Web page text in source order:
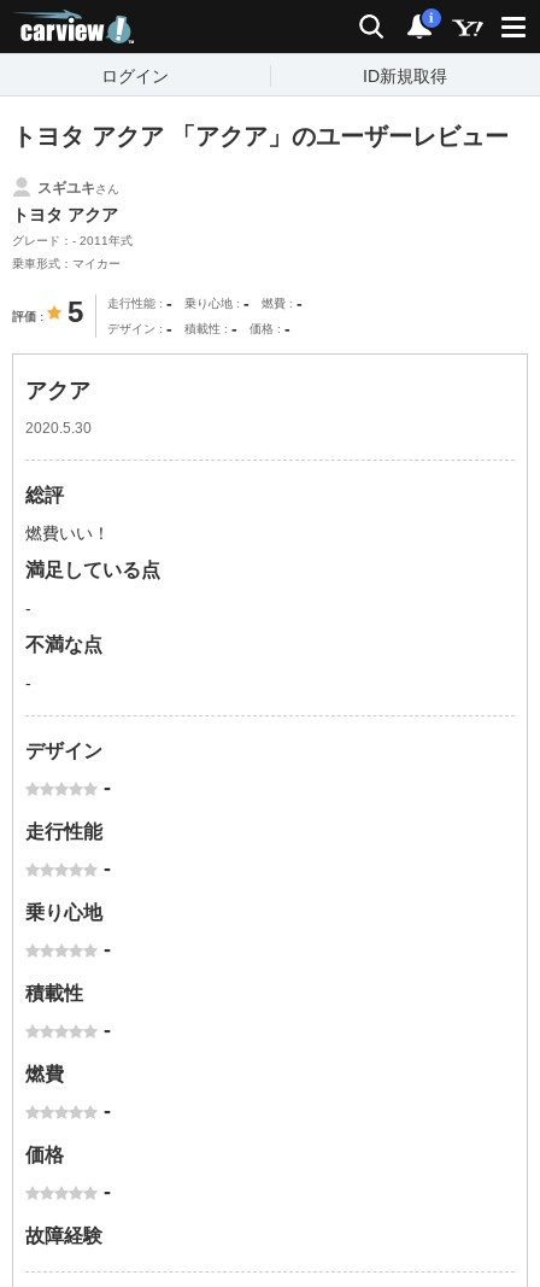
検索 通知
i
ログイン ID新規取得
トヨタ アクア 「アクア」のユーザーレビュー
スギユキさん
トヨタ アクア
グレード：- 2011年式
乗車形式：マイカー
評価 5 走行性能 - 乗り心地 - 燃費 -
デザイン - 積載性 - 価格 -
アクア
2020.5.30
総評
燃費いい！
満足している点
-
不満な点
-
デザイン
-
走行性能
-
乗り心地
-
積載性
-
燃費
-
価格
-
故障経験